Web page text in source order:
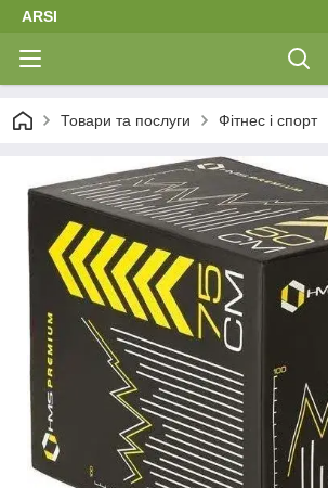
ARSI
Товари та послуги Фітнес і спорт